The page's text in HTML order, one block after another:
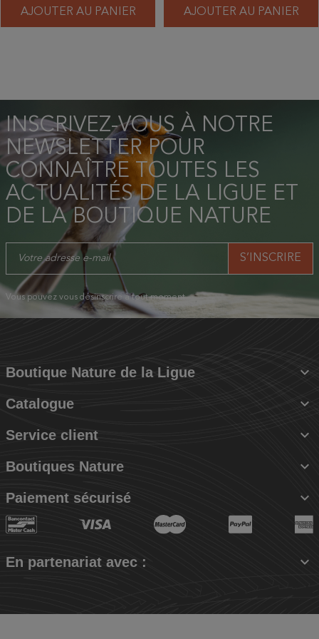
AJOUTER AU PANIER AJOUTER AU PANIER
INSCRIVEZ-VOUS À NOTRE
NEWSLETTER POUR
CONNAÎTRE TOUTES LES
ACTUALITÉS DE LA LIGUE ET
DE LA BOUTIQUE NATURE
Vous pouvez vous désinscrire à tout moment.
Boutique Nature de la Ligue 
Catalogue 
Service client 
Boutiques Nature 
Paiement sécurisé 
En partenariat avec : 